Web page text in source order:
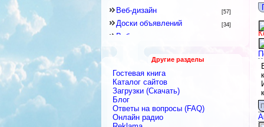
Веб-дизайн [57]
Доски объявлений [34]
Веб-программирование
Знакомства и Общение
Каталоги
Скрипты
Блоги
Интернет-сервисы, Интернет-
услуги
Другие разделы
Гостевая книга
Каталог сайтов
Загрузки (Скачать)
Блог
Ответы на вопросы (FAQ)
Онлайн радио